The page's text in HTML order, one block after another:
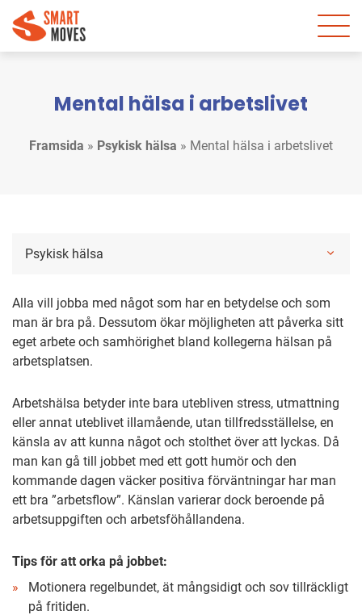
Mental hälsa i arbetslivet
Framsida » Psykisk hälsa » Mental hälsa i arbetslivet
Psykisk hälsa
Alla vill jobba med något som har en betydelse och som
man är bra på. Dessutom ökar möjligheten att påverka sitt
eget arbete och samhörighet bland kollegerna hälsan på
arbetsplatsen.
Arbetshälsa betyder inte bara utebliven stress, utmattning
eller annat uteblivet illamående, utan tillfredsställelse, en
känsla av att kunna något och stolthet över att lyckas. Då
man kan gå till jobbet med ett gott humör och den
kommande dagen väcker positiva förväntningar har man
ett bra ”arbetsflow”. Känslan varierar dock beroende på
arbetsuppgiften och arbetsföhållandena.
Tips för att orka på jobbet:
Motionera regelbundet, ät mångsidigt och sov tillräckligt
på fritiden.